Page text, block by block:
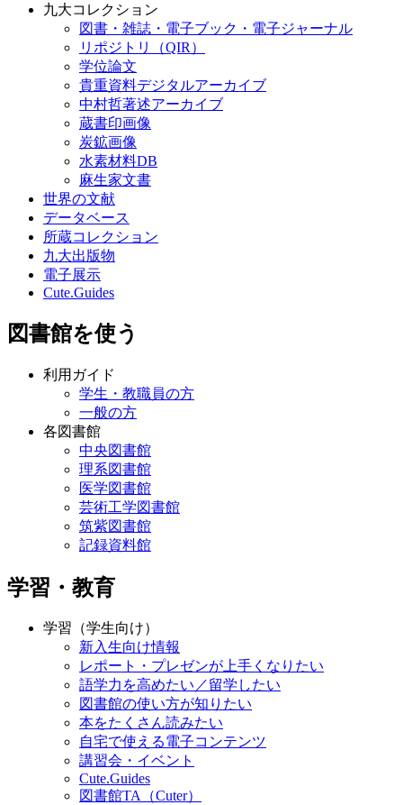
九大コレクション
図書・雑誌・電子ブック・電子ジャーナル
リポジトリ（QIR）
学位論文
貴重資料デジタルアーカイブ
中村哲著述アーカイブ
蔵書印画像
炭鉱画像
水素材料DB
麻生家文書
世界の文献
データベース
所蔵コレクション
九大出版物
電子展示
Cute.Guides
図書館を使う
利用ガイド
学生・教職員の方
一般の方
各図書館
中央図書館
理系図書館
医学図書館
芸術工学図書館
筑紫図書館
記録資料館
学習・教育
学習（学生向け）
新入生向け情報
レポート・プレゼンが上手くなりたい
語学力を高めたい／留学したい
図書館の使い方が知りたい
本をたくさん読みたい
自宅で使える電子コンテンツ
講習会・イベント
Cute.Guides
図書館TA（Cuter）